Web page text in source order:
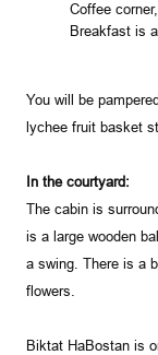
Coffee
Breakfast is
You will be
lychee fruit basket
In the courtyard:
The cabin is
is a large wooden
a swing. There is a
flowers.
Biktat HaBostan is